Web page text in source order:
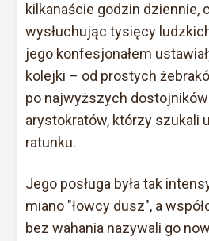
kilkanaście godzin dziennie,
wysłuchując tysięcy
jego konfesjonałem
kolejki – od prostych
po najwyższych
arystokratów, którzy szukali
ratunku.
Jego posługa była tak
miano "łowcy dusz", a
bez wahania nazywali go